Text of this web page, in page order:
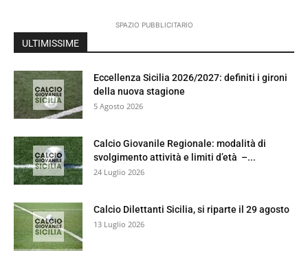
SPAZIO PUBBLICITARIO
ULTIMISSIME
Eccellenza Sicilia 2026/2027: definiti i gironi
della nuova stagione
5 Agosto 2026
Calcio Giovanile Regionale: modalità di
svolgimento attività e limiti d’età –...
24 Luglio 2026
Calcio Dilettanti Sicilia, si riparte il 29 agosto
13 Luglio 2026